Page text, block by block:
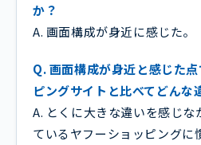
か？
A. 画面構成が身近に感じた。
Q. 画面構成が身近と感じた
ピングサイトと比べてどんな
A. とくに大きな違いを感じな
ているヤフーショッピングに